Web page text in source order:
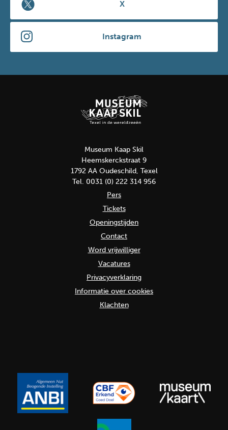
X
Instagram
Museum Kaap Skil
Heemskerckstraat 9
1792 AA Oudeschild, Texel
Tel. 0031 (0) 222 314 956
Pers
Tickets
Openingstijden
Contact
Word vrijwilliger
Vacatures
Privacyverklaring
Informatie over cookies
Klachten